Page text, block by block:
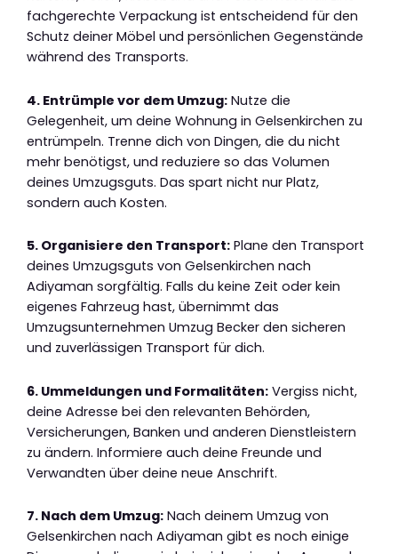
fachgerechte Verpackung ist entscheidend für den
Schutz deiner Möbel und persönlichen Gegenstände
während des Transports.
4. Entrümple vor dem Umzug: Nutze die
Gelegenheit, um deine Wohnung in Gelsenkirchen zu
entrümpeln. Trenne dich von Dingen, die du nicht
mehr benötigst, und reduziere so das Volumen
deines Umzugsguts. Das spart nicht nur Platz,
sondern auch Kosten.
5. Organisiere den Transport: Plane den Transport
deines Umzugsguts von Gelsenkirchen nach
Adiyaman sorgfältig. Falls du keine Zeit oder kein
eigenes Fahrzeug hast, übernimmt das
Umzugsunternehmen Umzug Becker den sicheren
und zuverlässigen Transport für dich.
6. Ummeldungen und Formalitäten: Vergiss nicht,
deine Adresse bei den relevanten Behörden,
Versicherungen, Banken und anderen Dienstleistern
zu ändern. Informiere auch deine Freunde und
Verwandten über deine neue Anschrift.
7. Nach dem Umzug: Nach deinem Umzug von
Gelsenkirchen nach Adiyaman gibt es noch einige